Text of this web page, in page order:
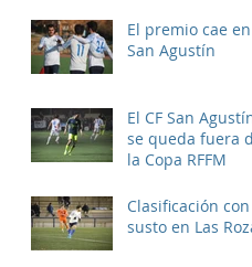
El premio cae en
San Agustín
El CF San
se queda fuera
la Copa RFFM
Clasificación con
susto en Las